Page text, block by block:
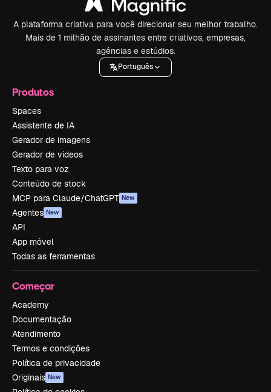
A plataforma criativa para você direcionar seu melhor trabalho.
Mais de 1 milhão de assinantes entre criativos, empresas,
agências e estúdios.
Português
Produtos
Spaces
Assistente de IA
Gerador de imagens
Gerador de vídeos
Texto para voz
Conteúdo de stock
MCP para Claude/ChatGPT New
Agentes New
API
App móvel
Todas as ferramentas
Começar
Academy
Documentação
Atendimento
Termos e condições
Política de privacidade
Originais New